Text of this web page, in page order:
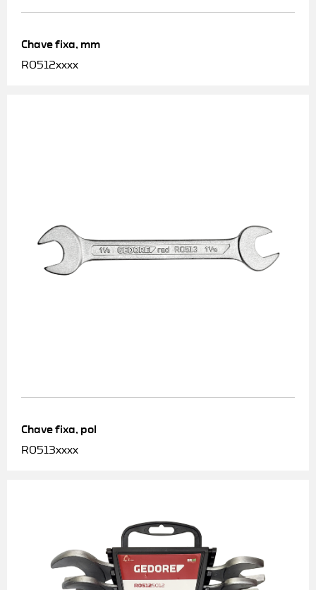
Chave fixa, mm
R0512xxxx
Chave fixa, pol
R0513xxxx